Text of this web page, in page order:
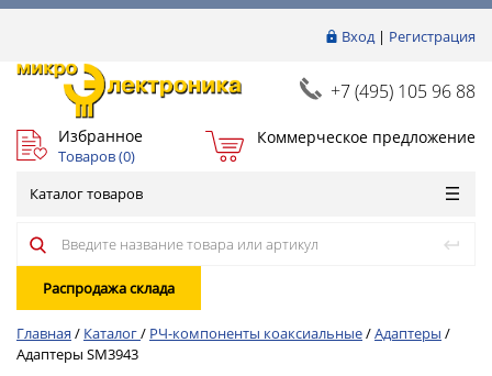
Вход| Регистрация
+7 (495) 105 96 88
Избранное
Товаров (0)
Коммерческое предложение
Каталог товаров
Распродажа склада
Главная / Каталог/ РЧ-компоненты коаксиальные/Адаптеры /
Адаптеры SM3943